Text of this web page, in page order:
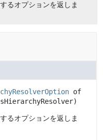
るオプションを返しま
of
るオプションを返しま